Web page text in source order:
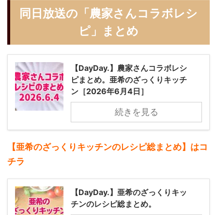
同日放送の「農家さんコラボレシ
ピ」まとめ
【DayDay.】農家さんコラボレシ
ピまとめ。亜希のざっくりキッチ
ン［2026年6月4日］
続きを見る
【亜希のざっくりキッチンのレシピ総まとめ】はコ
チラ
【DayDay.】亜希のざっくりキッ
チンのレシピ総まとめ。